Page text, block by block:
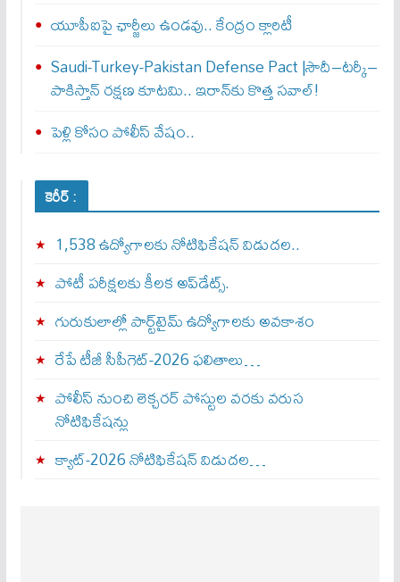
యూపీఐపై ఛార్జీలు ఉండవు.. కేంద్రం క్లారిటీ
Saudi-Turkey-Pakistan Defense Pact |సౌదీ–టర్కీ–
పాకిస్తాన్ రక్షణ కూటమి.. ఇరాన్‌కు కొత్త సవాల్!
పెళ్లి కోసం పోలీస్ వేషం..
కెరీర్ :
1,538 ఉద్యోగాలకు నోటిఫికేషన్ విడుదల..
పోటీ పరీక్షలకు కీలక అప్‌డేట్స్.
గురుకులాల్లో పార్ట్‌టైమ్ ఉద్యోగాలకు అవకాశం
రేపే టీజీ సీపీగెట్‌-2026 ఫలితాలు…
పోలీస్ నుంచి లెక్చరర్ పోస్టుల వరకు వరుస
నోటిఫికేషన్లు
క్యాట్-2026 నోటిఫికేషన్ విడుదల…